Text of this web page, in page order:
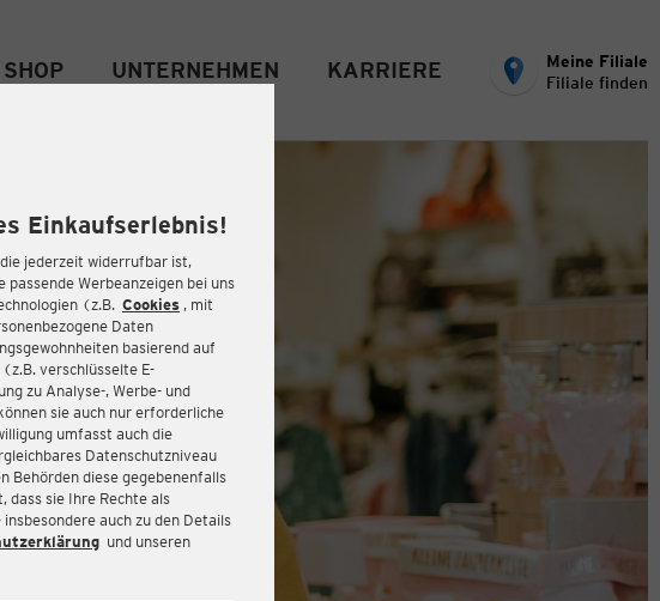
Einkaufserlebnis!
jederzeit widerrufbar ist,
Werbeanzeigen bei uns
(z.B. Cookies , mit
Daten
basierend auf
verschlüsselte E-
zu Analyse-, Werbe- und
sie auch nur erforderliche
umfasst auch die
Datenschutzniveau
Behörden diese gegebenenfalls
dass sie Ihre Rechte als
auch zu den Details
und unseren
SHOP UNTERNEHMEN KARRIERE
Meine Filiale
Filiale finden